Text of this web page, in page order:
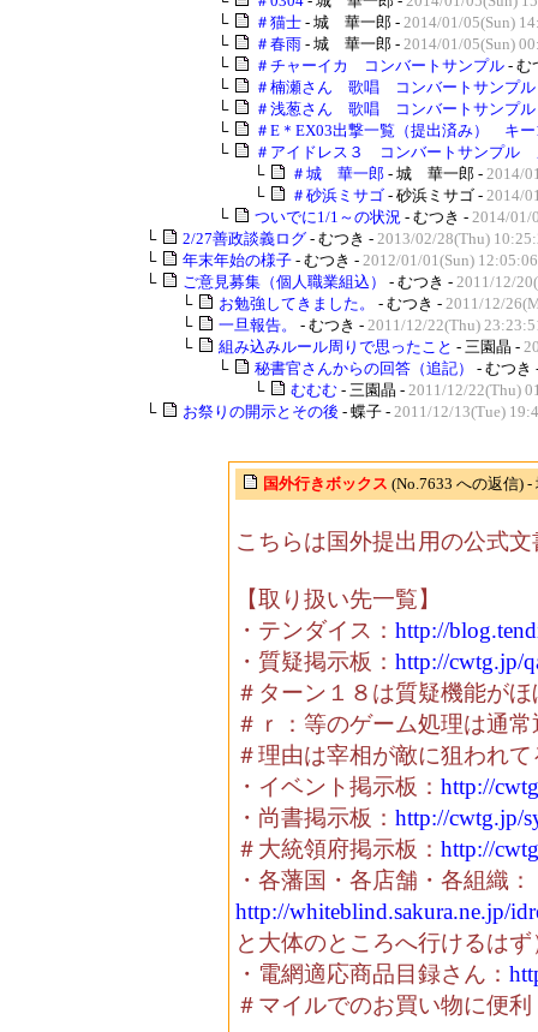
└
＃猫士 - 城 華一郎 - 2014/01/05(Sun)
└
＃春雨 - 城 華一郎 - 2014/01/05(Sun)
└
＃チャーイカ コンバートサンプル - む
└
＃楠瀬さん 歌唱 コンバートサンプル
└
＃浅葱さん 歌唱 コンバートサンプル
└
＃E＊EX03出撃一覧（提出済み） キー
└
＃アイドレス３ コンバートサンプル
└
＃城 華一郎 - 城 華一郎 - 2014/
└
＃砂浜ミサゴ - 砂浜ミサゴ - 2014/
└
ついでに1/1～の状況 - むつき - 2014/01/
└
2/27善政談義ログ - むつき - 2013/02/28(Thu)
└
年末年始の様子 - むつき - 2012/01/01(Sun) 12:05:06
└
ご意見募集（個人職業組込） - むつき - 2011/12/
└
お勉強してきました。 - むつき - 2011/12/
└
一旦報告。 - むつき - 2011/12/22(Thu)
└
組み込みルール周りで思ったこと - 三園晶 -
└
秘書官さんからの回答（追記）
- むつき
└
むむむ - 三園晶 - 2011/12/22(Thu)
└
お祭りの開示とその後 - 蝶子 - 2011/12/13(Tue)
国外行きボックス (No.7633 への返信)
こちらは国外提出用の公式
【取り扱い先一覧】
・テンダイス： http://
・質疑掲示板： http://cwtg.jp/
＃ターン１８は質疑機能が
＃ｒ：等のゲーム処理は通
＃理由は宰相が敵に狙われ
・イベント掲示板： http://
・尚書掲示板： http://cwtg.jp/
＃大統領府掲示板： http://
・各藩国・各店舗・各組織：
http://whiteblind.sakura.ne.jp/
と大体のところへ行けるはず
・電網適応商品目録さん：
＃マイルでのお買い物に便利